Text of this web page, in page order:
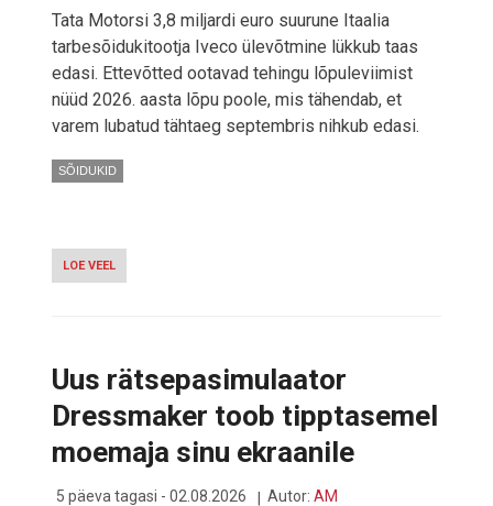
Tata Motorsi 3,8 miljardi euro suurune Itaalia
tarbesõidukitootja Iveco ülevõtmine lükkub taas
edasi. Ettevõtted ootavad tehingu lõpuleviimist
nüüd 2026. aasta lõpu poole, mis tähendab, et
varem lubatud tähtaeg septembris nihkub edasi.
SÕIDUKID
LOE VEEL
TATA
TEIST
EDASI
Uus rätsepasimulaator
Dressmaker toob tipptasemel
moemaja sinu ekraanile
5 päeva tagasi - 02.08.2026 Autor: AM